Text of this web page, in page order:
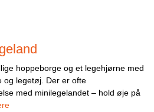
hoppeborge og et legehjørne med
og legetøj. Der er ofte
med minilegelandet – hold øje på